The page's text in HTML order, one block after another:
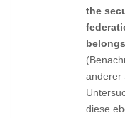
the
anderer
diese